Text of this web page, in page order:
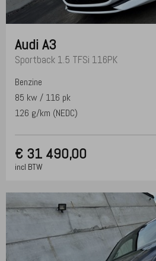
Audi A3
Sportback 1.5 TFSi 116PK
Benzine
85 kw / 116 pk
126 g/km (NEDC)
€ 31 490,00
incl BTW